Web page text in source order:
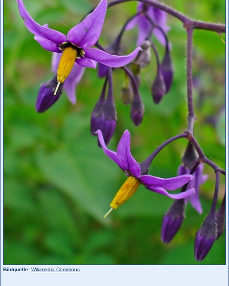
Bildquelle: Wikimedia Commons